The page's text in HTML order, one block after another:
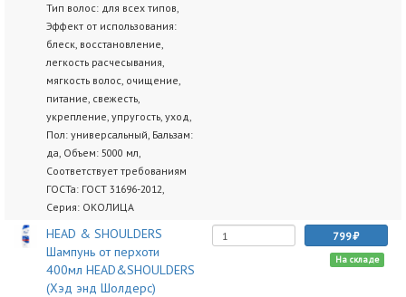
Тип волос: для всех типов,
Эффект от использования:
блеск, восстановление,
легкость расчесывания,
мягкость волос, очищение,
питание, свежесть,
укрепление, упругость, уход,
Пол: универсальный, Бальзам:
да, Объем: 5000 мл,
Соответствует требованиям
ГОСТа: ГОСТ 31696-2012,
Серия: ОКОЛИЦА
HEAD & SHOULDERS
Шампунь от перхоти
400мл HEAD&SHOULDERS
(Хэд энд Шолдерс)
799
На складе